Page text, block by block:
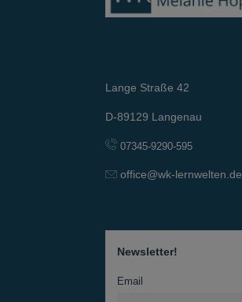
Lange Straße 42
D-89129 Langenau
07345-9290-595
office@wk-lernwelten.de
Newsletter!
Email